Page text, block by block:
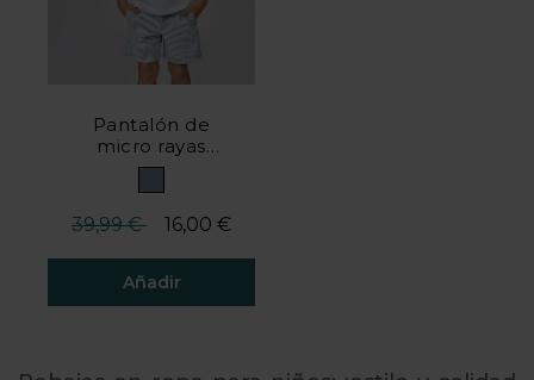
Pantalón de
micro rayas
denim
Precio reducido desde
39,99 €hasta
16,00 €
Añadir